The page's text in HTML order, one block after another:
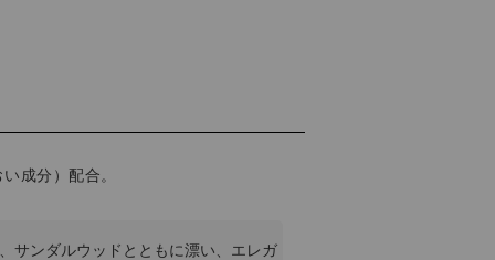
成分）配合。
サンダルウッドとともに漂い、エレガ